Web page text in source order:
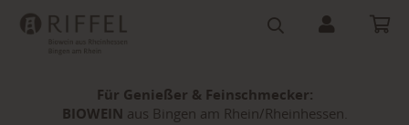
Für Genießer & Feinschmecker:
BIOWEIN aus Bingen am Rhein/Rheinhessen.